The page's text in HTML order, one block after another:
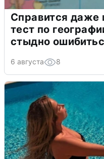
Справится даже
тест по
стыдно
6 августа 8